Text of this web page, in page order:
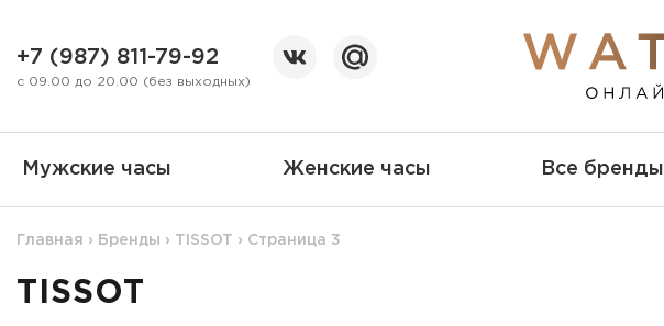
+7 (987) 811-79-92
с 09.00 до 20.00 (без выходных)
Мужские часы Женские часы Все бренды
Главная › Бренды › TISSOT › Страница 3
TISSOT